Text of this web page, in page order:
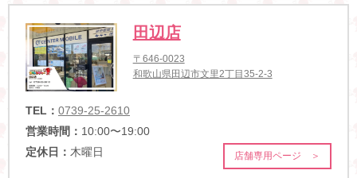
田辺店
〒646-0023
和歌山県田辺市文里2丁目35-2-3
TEL： 0739-25-2610
営業時間： 10:00〜19:00
定休日： 木曜日 店舗専用ページ ＞